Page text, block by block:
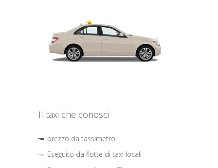
Il taxi che conosci
prezzo da tassimetro
Eseguito da flotte di taxi locali